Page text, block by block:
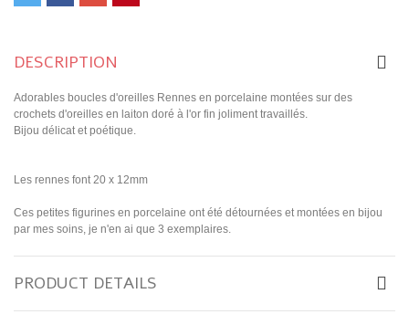
DESCRIPTION
Adorables boucles d'oreilles Rennes en porcelaine montées sur des
crochets d'oreilles en laiton doré à l'or fin joliment travaillés.
Bijou délicat et poétique.
Les rennes font 20 x 12mm
Ces petites figurines en porcelaine ont été détournées et montées en bijou
par mes soins, je n'en ai que 3 exemplaires.
PRODUCT DETAILS